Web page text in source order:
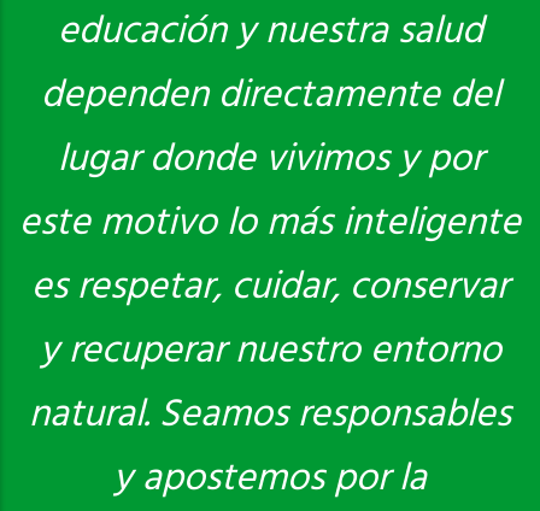
educación y nuestra salud
dependen directamente del
lugar donde vivimos y por
este motivo lo más inteligente
es respetar, cuidar, conservar
y recuperar nuestro entorno
natural. Seamos responsables
y apostemos por la